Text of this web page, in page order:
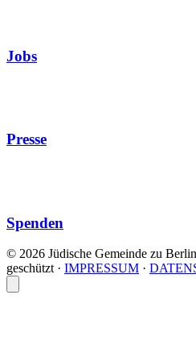
Jobs
Presse
Spenden
© 2026 Jüdische Gemeinde zu
geschützt · IMPRESSUM ·